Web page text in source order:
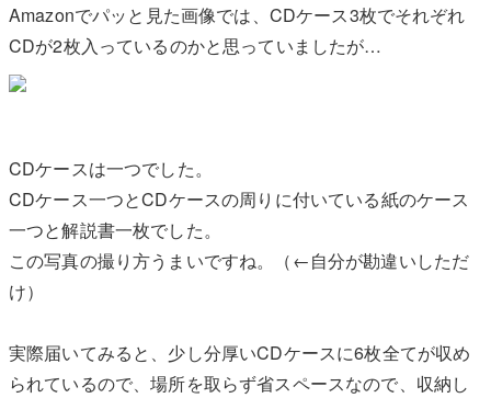
Amazonでパッと見た画像では、CDケース3枚でそれぞれ
CDが2枚入っているのかと思っていましたが…
CDケースは一つでした。
CDケース一つとCDケースの周りに付いている紙のケース
一つと解説書一枚でした。
この写真の撮り方うまいですね。（←自分が勘違いしただ
け）
実際届いてみると、少し分厚いCDケースに6枚全てが収め
られているので、場所を取らず省スペースなので、収納し